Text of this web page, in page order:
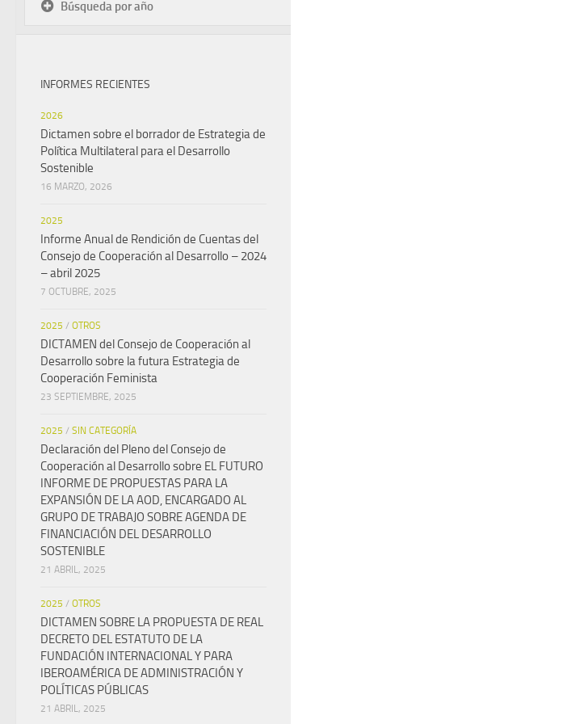
Búsqueda por año
INFORMES RECIENTES
2026
Dictamen sobre el borrador de Estrategia de
Política Multilateral para el Desarrollo
Sostenible
16 MARZO, 2026
2025
Informe Anual de Rendición de Cuentas del
Consejo de Cooperación al Desarrollo – 2024
– abril 2025
7 OCTUBRE, 2025
2025 / OTROS
DICTAMEN del Consejo de Cooperación al
Desarrollo sobre la futura Estrategia de
Cooperación Feminista
23 SEPTIEMBRE, 2025
2025 / SIN CATEGORÍA
Declaración del Pleno del Consejo de
Cooperación al Desarrollo sobre EL FUTURO
INFORME DE PROPUESTAS PARA LA
EXPANSIÓN DE LA AOD, ENCARGADO AL
GRUPO DE TRABAJO SOBRE AGENDA DE
FINANCIACIÓN DEL DESARROLLO
SOSTENIBLE
21 ABRIL, 2025
2025 / OTROS
DICTAMEN SOBRE LA PROPUESTA DE REAL
DECRETO DEL ESTATUTO DE LA
FUNDACIÓN INTERNACIONAL Y PARA
IBEROAMÉRICA DE ADMINISTRACIÓN Y
POLÍTICAS PÚBLICAS
21 ABRIL, 2025